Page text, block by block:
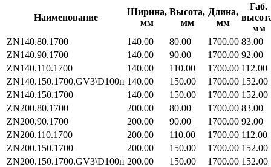
Наименование
Ширина,
мм
Высота,
мм
Длина,
мм
Габ.
мм
ZN140.80.1700
140.00 80.00 1700.00 83.00
ZN140.90.1700
140.00 90.00 1700.00 92.00
ZN140.110.1700
140.00 110.00 1700.00 112.00
ZN140.150.1700.GV3\D100н 140.00 150.00 1700.00 152.00
ZN140.150.1700
140.00 150.00 1700.00 152.00
ZN200.80.1700
200.00 80.00 1700.00 83.00
ZN200.90.1700
200.00 90.00 1700.00 92.00
ZN200.110.1700
200.00 110.00 1700.00 112.00
ZN200.150.1700
200.00 150.00 1700.00 152.00
ZN200.150.1700.GV3\D100н 200.00 150.00 1700.00 152.00